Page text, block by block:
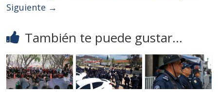
Siguiente →
También te puede gustar...